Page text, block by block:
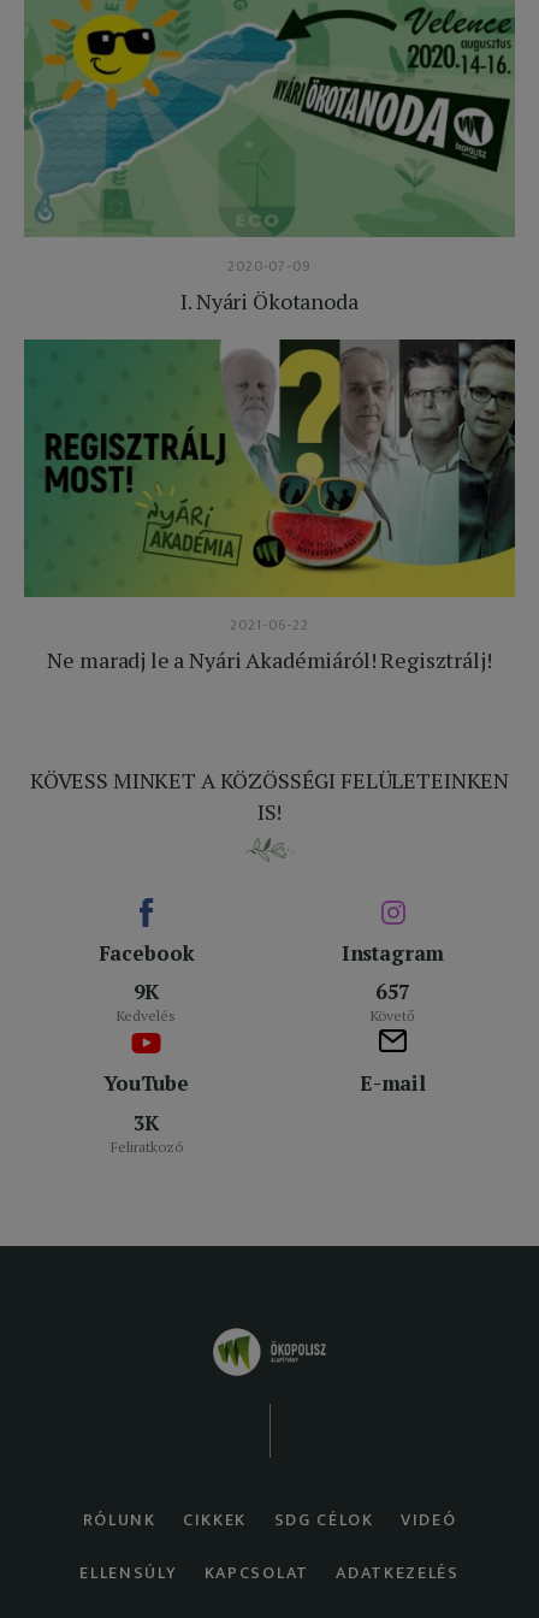
2020-07-09
I. Nyári Ökotanoda
2021-06-22
Ne maradj le a Nyári Akadémiáról! Regisztrálj!
KÖVESS MINKET A KÖZÖSSÉGI FELÜLETEINKEN
IS!
Facebook
9K
Kedvelés
Instagram
657
Követő
YouTube
3K
Feliratkozó
E-mail
RÓLUNK CIKKEK SDG CÉLOK
VIDEÓ
ELLENSÚLY
KAPCSOLAT ADATKEZELÉS